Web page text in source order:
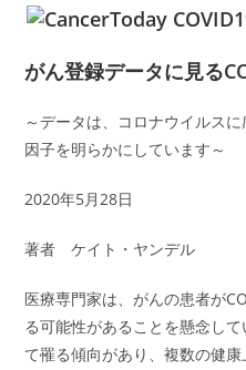
がん登録データに見る
～データは、コロナウイルス
因子を明らかにしています～
2020年5月28日
著者 ケイト・ヤンデル
医療専門家は、がんの患者が
る可能性があることを懸念し
て罹る傾向があり、複数の健